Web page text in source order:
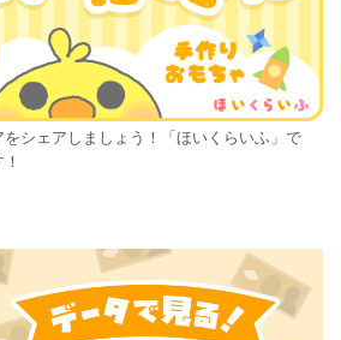
シェアしましょう！「ほいくらいふ」で